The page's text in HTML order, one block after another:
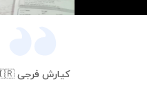
کیارش فرجی 🇮🇷